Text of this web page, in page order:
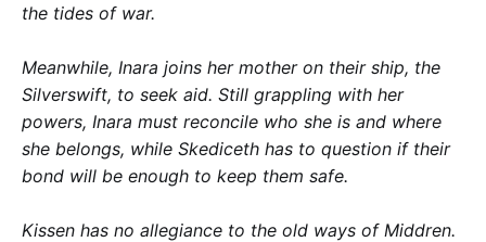
the tides of war.
Meanwhile, Inara joins her mother on their ship, the
Silverswift, to seek aid. Still grappling with her
powers, Inara must reconcile who she is and where
she belongs, while Skediceth has to question if their
bond will be enough to keep them safe.
Kissen has no allegiance to the old ways of Middren.